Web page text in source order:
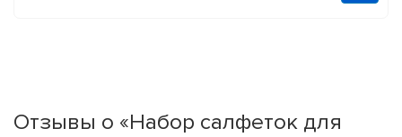
Отзывы о «Набор салфеток для